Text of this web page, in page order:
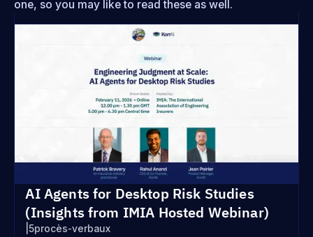
one, so you may like to read these as well.
AI Agents for Desktop Risk Studies
(Insights from IMIA Hosted Webinar)
|5procès-verbaux